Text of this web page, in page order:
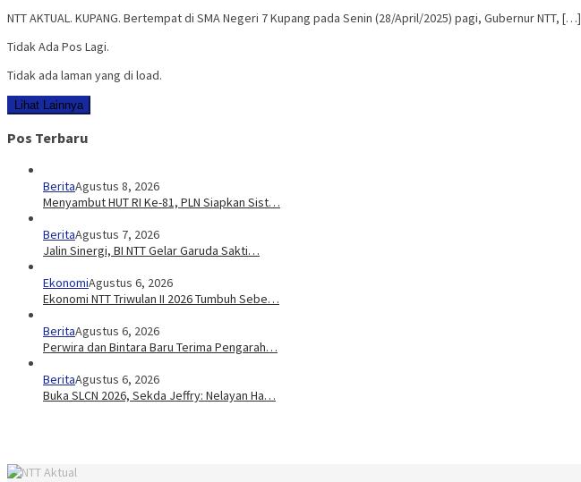
NTT AKTUAL. KUPANG. Bertempat di SMA Negeri 7 Kupang pada Senin (28/April/2025) pagi, Gubernur NTT, […]
Tidak Ada Pos Lagi.
Tidak ada laman yang di load.
Lihat Lainnya
Pos Terbaru
BeritaAgustus 8, 2026
Menyambut HUT RI Ke-81, PLN Siapkan Sist…
BeritaAgustus 7, 2026
Jalin Sinergi, BI NTT Gelar Garuda Sakti…
EkonomiAgustus 6, 2026
Ekonomi NTT Triwulan II 2026 Tumbuh Sebe…
BeritaAgustus 6, 2026
Perwira dan Bintara Baru Terima Pengarah…
BeritaAgustus 6, 2026
Buka SLCN 2026, Sekda Jeffry: Nelayan Ha…